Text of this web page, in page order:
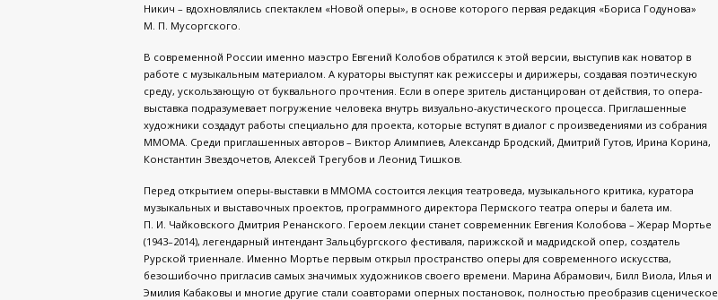
Никич – вдохновлялись спектаклем «Новой оперы», в основе которого первая редакция «Бориса Годунова»
М. П. Мусоргского.
В современной России именно маэстро Евгений Колобов обратился к этой версии, выступив как новатор в
работе с музыкальным материалом. А кураторы выступят как режиссеры и дирижеры, создавая поэтическую
среду, ускользающую от буквального прочтения. Если в опере зритель дистанцирован от действия, то опера-
выставка подразумевает погружение человека внутрь визуально-акустического процесса. Приглашенные
художники создадут работы специально для проекта, которые вступят в диалог с произведениями из собрания
ММОМА. Среди приглашенных авторов – Виктор Алимпиев, Александр Бродский, Дмитрий Гутов, Ирина Корина,
Константин Звездочетов, Алексей Трегубов и Леонид Тишков.
Перед открытием оперы-выставки в ММОМА состоится лекция театроведа, музыкального критика, куратора
музыкальных и выставочных проектов, программного директора Пермского театра оперы и балета им.
П. И. Чайковского Дмитрия Ренанского. Героем лекции станет современник Евгения Колобова – Жерар Мортье
(1943–2014), легендарный интендант Зальцбургского фестиваля, парижской и мадридской опер, создатель
Рурской триеннале. Именно Мортье первым открыл пространство оперы для современного искусства,
безошибочно пригласив самых значимых художников своего времени. Марина Абрамович, Билл Виола, Илья и
Эмилия Кабаковы и многие другие стали соавторами оперных постановок, полностью преобразив сценическое